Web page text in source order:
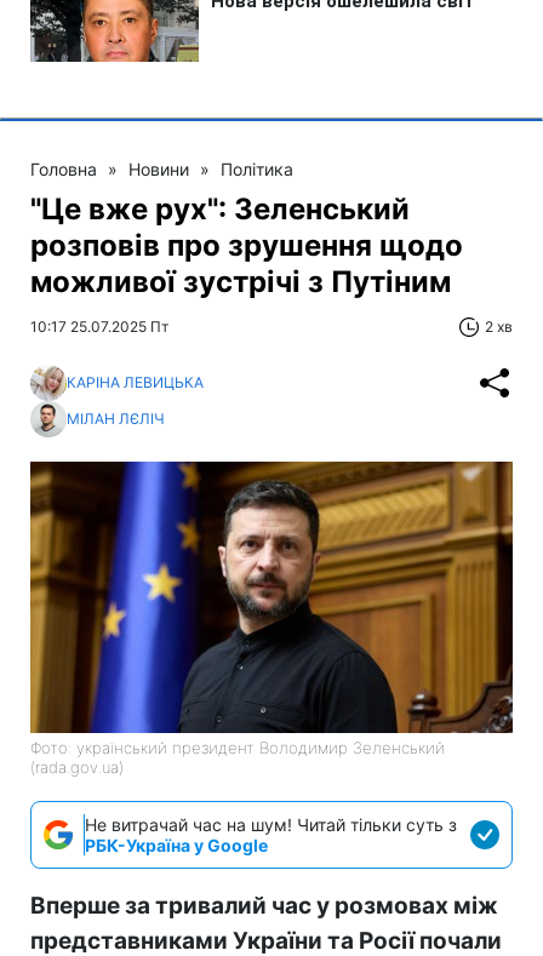
Головна » Новини » Політика
"Це вже рух": Зеленський
розповів про зрушення щодо
можливої зустрічі з Путіним
10:17 25.07.2025 Пт 2 хв
КАРІНА ЛЕВИЦЬКА
МІЛАН ЛЄЛІЧ
Фото: український президент Володимир Зеленський
(rada.gov.ua)
Не витрачай час на шум! Читай тільки суть з
РБК-Україна у Google
Вперше за тривалий час у розмовах між
представниками України та Росії почали